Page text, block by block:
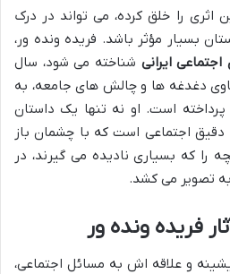
را خلق کرده، می تواند در درک
بسیار مؤثر باشد. فریده ونده ور،
ایرانی شناخته می شود، سال
دغدغه ها و چالش های جامعه، به
پرداخته است. او نه تنها یک داستان
اجتماعی است که با چشمان باز
را که بسیاری نادیده می گیرند، در
تصویر می کشد.
فریده ونده ور
و علاقه اش به مسائل اجتماعی،